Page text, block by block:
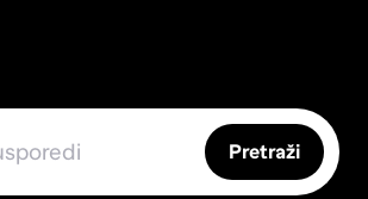
Pretraži